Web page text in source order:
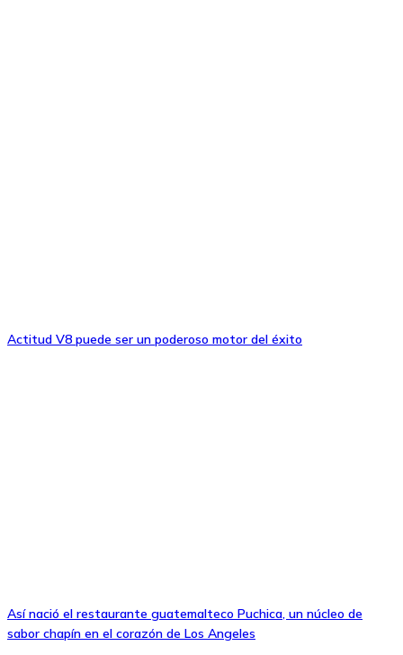
Actitud V8 puede ser un poderoso motor del éxito
Así nació el restaurante guatemalteco Puchica, un núcleo de
sabor chapín en el corazón de Los Angeles